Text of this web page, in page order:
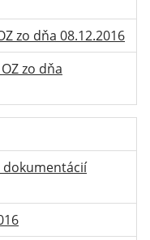
zo dňa 08.12.2016
zo dňa